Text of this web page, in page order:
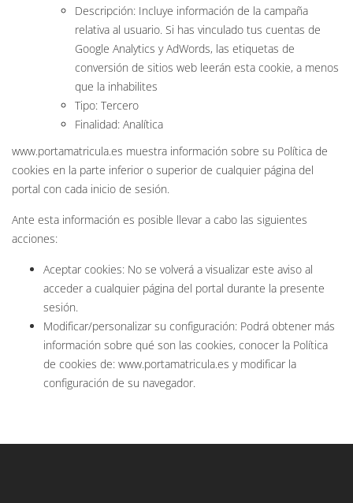
Descripción: Incluye información de la campaña
relativa al usuario. Si has vinculado tus cuentas de
Google Analytics y AdWords, las etiquetas de
conversión de sitios web leerán esta cookie, a menos
que la inhabilites
Tipo: Tercero
Finalidad: Analítica
www.portamatricula.es muestra información sobre su Política de
cookies en la parte inferior o superior de cualquier página del
portal con cada inicio de sesión.
Ante esta información es posible llevar a cabo las siguientes
acciones:
Aceptar cookies: No se volverá a visualizar este aviso al
acceder a cualquier página del portal durante la presente
sesión.
Modificar/personalizar su configuración: Podrá obtener más
información sobre qué son las cookies, conocer la Política
de cookies de: www.portamatricula.es y modificar la
configuración de su navegador.